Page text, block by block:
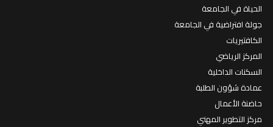
الحياة في الجامعة
جولة افتراضية في الجامعة
الكافتيريات
المركز الرياضي
السكنات الداخلية
عمادة شؤون الطلبة
حاضنة الأعمال
مركز التطوير المهني